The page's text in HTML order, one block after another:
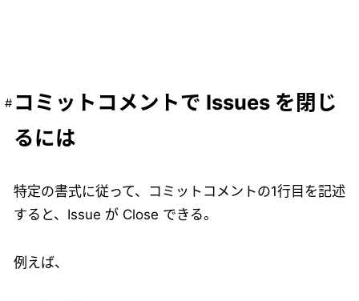
コミットコメントで Issues を閉じ
るには
特定の書式に従って、コミットコメントの1行目を記述
すると、Issue が Close できる。
例えば、